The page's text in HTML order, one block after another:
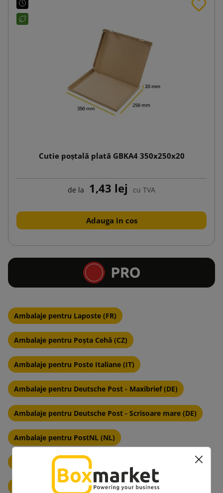
Cutie poștală plată GBKA4 350x250x20
de la 1,43 lej cu TVA
Adauga in cos
Ambalaje pentru Laposte (FR)
Ambalaje pentru Poșta Cehă (CZ)
Ambalaje pentru Poste Italiane (IT)
Ambalaje pentru Deutsche Post - Maxibrief (DE)
Ambalaje pentru Deutsche Post - Scrisoare mare (DE)
Ambalaje pentru PostNL (NL)
Ambalaje pentru PostNord Danemarca (DK)
Ambalaje pentru PostNord Suedia (SE)